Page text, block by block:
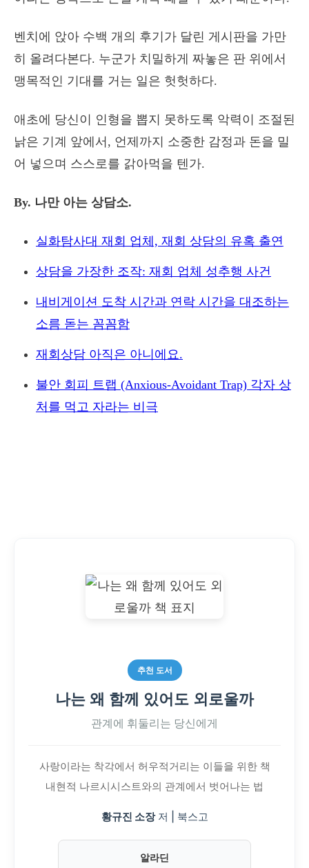
벤치에 앉아 수백 개의 후기가 달린 게시판을 가만
히 올려다본다. 누군가 치밀하게 짜놓은 판 위에서
맹목적인 기대를 거는 일은 헛헛하다.
애초에 당신이 인형을 뽑지 못하도록 악력이 조절된
낡은 기계 앞에서, 언제까지 소중한 감정과 돈을 밀
어 넣으며 스스로를 갉아먹을 텐가.
By. 나만 아는 상담소.
실화탐사대 재회 업체, 재회 상담의 유혹 출연
상담을 가장한 조작: 재회 업체 성추행 사건
내비게이션 도착 시간과 연락 시간을 대조하는
소름 돋는 꼼꼼함
재회상담 아직은 아니에요.
불안 회피 트랩 (Anxious-Avoidant Trap) 각자 상
처를 먹고 자라는 비극
추천 도서
나는 왜 함께 있어도 외로울까
관계에 휘둘리는 당신에게
사랑이라는 착각에서 허우적거리는 이들을 위한 책
내현적 나르시시스트와의 관계에서 벗어나는 법
황규진 소장저 | 북스고
알라딘